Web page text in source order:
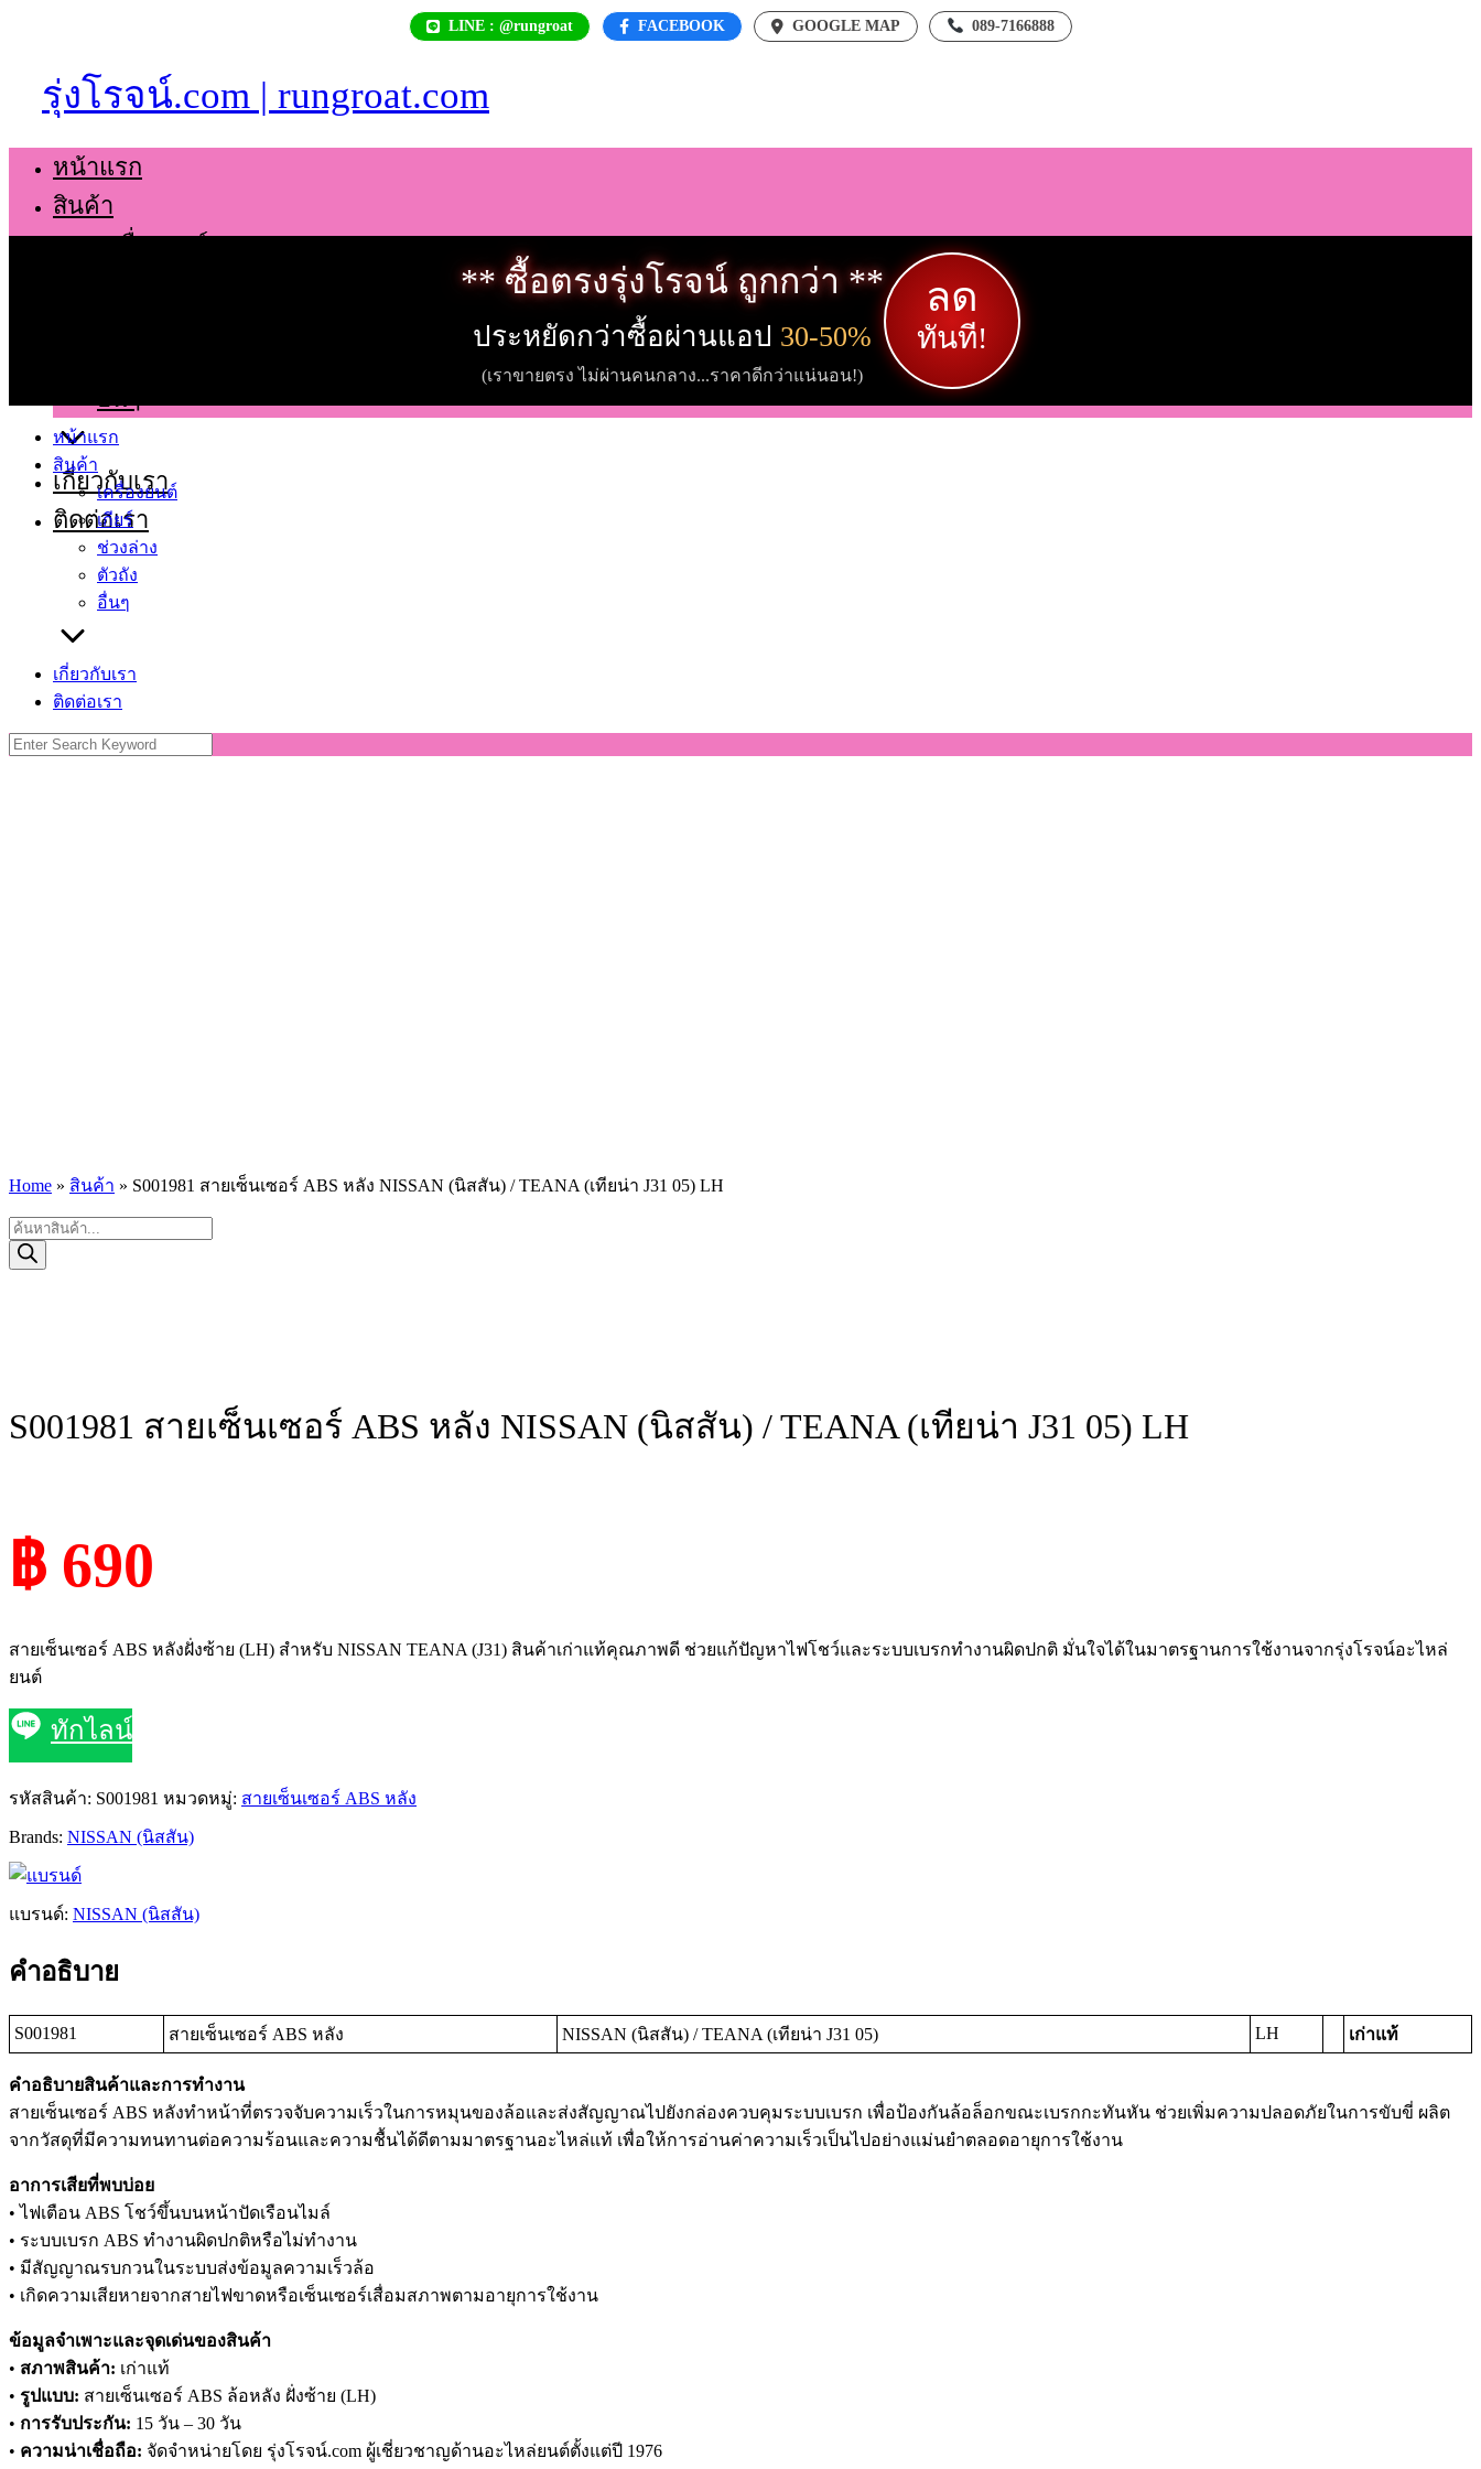
LINE : @rungroat FACEBOOK GOOGLE MAP 089-7166888
รุ่งโรจน์.com | rungroat.com
หน้าแรก
สินค้า
เครื่องยนต์
อื่นๆ
เกี่ยวกับเรา
ติดต่อเรา
** ซื้อตรงรุ่งโรจน์ ถูกกว่า **
ประหยัดกว่าซื้อผ่านแอป 30-50%
(เราขายตรง ไม่ผ่านคนกลาง...ราคาดีกว่าแน่นอน!)
ลด
ทันที!
หน้าแรก
สินค้า
เครื่องยนต์
เกียร์
ช่วงล่าง
ตัวถัง
อื่นๆ
เกี่ยวกับเรา
ติดต่อเรา
Search
for:
Home » สินค้า » S001981 สายเซ็นเซอร์ ABS หลัง NISSAN (นิสสัน) / TEANA (เทียน่า J31 05) LH
Products
search
S001981 สายเซ็นเซอร์ ABS หลัง NISSAN (นิสสัน) / TEANA (เทียน่า J31 05) LH
฿ 690
สายเซ็นเซอร์ ABS หลังฝั่งซ้าย (LH) สำหรับ NISSAN TEANA (J31) สินค้าเก่าแท้คุณภาพดี ช่วยแก้ปัญหาไฟโชว์และระบบเบรกทำงานผิดปกติ มั่นใจได้ในมาตรฐานการใช้งานจากรุ่งโรจน์อะไหล่
ยนต์
ทักไลน์
รหัสสินค้า: S001981 หมวดหมู่: สายเซ็นเซอร์ ABS หลัง
Brands: NISSAN (นิสสัน)
แบรนด์: NISSAN (นิสสัน)
คำอธิบาย
S001981 สายเซ็นเซอร์ ABS หลัง NISSAN (นิสสัน) / TEANA (เทียน่า J31 05) LH เก่าแท้
คำอธิบายสินค้าและการทำงาน
สายเซ็นเซอร์ ABS หลังทำหน้าที่ตรวจจับความเร็วในการหมุนของล้อและส่งสัญญาณไปยังกล่องควบคุมระบบเบรก เพื่อป้องกันล้อล็อกขณะเบรกกะทันหัน ช่วยเพิ่มความปลอดภัยในการขับขี่ ผลิต
จากวัสดุที่มีความทนทานต่อความร้อนและความชื้นได้ดีตามมาตรฐานอะไหล่แท้ เพื่อให้การอ่านค่าความเร็วเป็นไปอย่างแม่นยำตลอดอายุการใช้งาน
อาการเสียที่พบบ่อย
• ไฟเตือน ABS โชว์ขึ้นบนหน้าปัดเรือนไมล์
• ระบบเบรก ABS ทำงานผิดปกติหรือไม่ทำงาน
• มีสัญญาณรบกวนในระบบส่งข้อมูลความเร็วล้อ
• เกิดความเสียหายจากสายไฟขาดหรือเซ็นเซอร์เสื่อมสภาพตามอายุการใช้งาน
ข้อมูลจำเพาะและจุดเด่นของสินค้า
• สภาพสินค้า: เก่าแท้
• รูปแบบ: สายเซ็นเซอร์ ABS ล้อหลัง ฝั่งซ้าย (LH)
• การรับประกัน: 15 วัน – 30 วัน
• ความน่าเชื่อถือ: จัดจำหน่ายโดย รุ่งโรจน์.com ผู้เชี่ยวชาญด้านอะไหล่ยนต์ตั้งแต่ปี 1976